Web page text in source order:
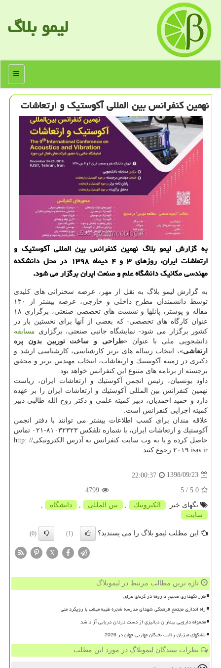
لیمو بلاگ
منو
نهمین كنفرانس بین المللی آكوستیك و ارتعاشات
به گزارش لیمو بلاگ نهمین كنفرانس بین المللی آكوستیك و
ارتعاشات ایران، روزهای ۳ و ۴ دیماه ۱۳۹۸ در محل دانشكده
مهندسی مكانیك دانشگاه علم و صنعت ایران برگزار می شود.
به گزارش لیمو بلاگ به نقل از مهر، عرضه سخنرانی های كلیدی
توسط دانشمندان مطرح داخلی و خارجی، عرضه بیشتر از ۱۳۰
مقاله و پوستر، پانلها و نشست های تخصصی صنعتی، برگزاری ۱۸
عنوان كارگاه های تخصصی- كه بعضی از آنها برای نخستین بار در
كشور برگزار می شود- نمایشگاه جانبی صنعتی، برگزاری مسابقه
دانشجویی ملی با عنوان «طراحی و ساخت توربین بدون پره
ارتعاشی»، انتخاب رساله های برتر كارشناسی، كارشناسی ارشد و
دكتری در زمینه آكوستیك و ارتعاشات، انتخاب مهندس برتر و محقق
برجسته از برنامه های متنوع این كنفرانس خواهد بود.
داود یونسیان، رئیس انجمن آكوستیك و ارتعاشات ایران، ریاست
نهمین كنفرانس بین المللی آكوستیك و ارتعاشات ایران را بر عهده
دارد و حمید احمدیان، دبیر كمیته علمی و دكتر روح الله طالبی دبیر
كمیته اجرایی كنفرانس است.
علاقه مندان برای كسب اطلاعات بیشتر می توانند با دفتر انجمن
آكوستیك و ارتعاشات ایران، با شماره تلفكس ۸۱۰۳۲۳۲۳-۰۲۱ تماس
حاصل كرده و یا به وب سایت كنفرانس به آدرس الكترونیكیhttp: //
۲۰۱۹.isav.ir رجوع كنند.
1398/09/23
22:00:37
5.0
/ 5
4799
تگهای خبر:
الكترونیك بین المللی دانشگاه
سایت
این مطلب لیمو بلاگ را می پسندید؟ (1)
(0)
X
تازه ترین مطالب مرتبط در لیموبلاگ
طرز نگهداری صحیح داروها در گرمای عراق
راه اندازی مجتمع فرهنگی شهدای مدرسه شجره طیبه میناب با رویکرد ملی
محموله دارویی بیماران دیالیزی از دست دزدان دریایی آزاد شد
شانگهای میزبان رقابت نخبگان مهارتی جهان در 2026
نظرات بینندگان لیموبلاگ در مورد این مطلب